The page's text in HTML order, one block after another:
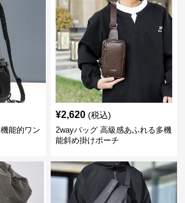
能的ワン
¥2,620 (税込)
2wayバッグ 高級感あふれる多機
能斜め掛けポーチ